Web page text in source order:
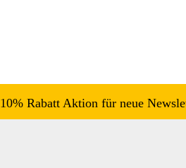
10% Rabatt Aktion für neue